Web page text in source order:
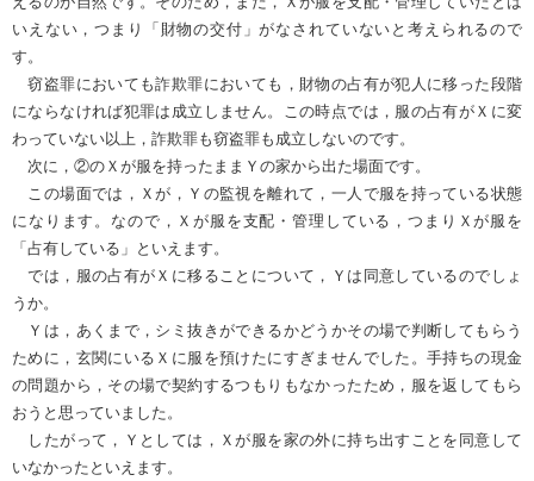
いえない，つまり「財物の交付」がなされていないと考えられるので
す。
窃盗罪においても詐欺罪においても，財物の占有が犯人に移った段階
にならなければ犯罪は成立しません。この時点では，服の占有がＸに変
わっていない以上，詐欺罪も窃盗罪も成立しないのです。
次に，②のＸが服を持ったままＹの家から出た場面です。
この場面では，Ｘが，Ｙの監視を離れて，一人で服を持っている状態
になります。なので，Ｘが服を支配・管理している，つまりＸが服を
「占有している」といえます。
では，服の占有がＸに移ることについて，Ｙは同意しているのでしょ
うか。
Ｙは，あくまで，シミ抜きができるかどうかその場で判断してもらう
ために，玄関にいるＸに服を預けたにすぎませんでした。手持ちの現金
の問題から，その場で契約するつもりもなかったため，服を返してもら
おうと思っていました。
したがって，Ｙとしては，Ｘが服を家の外に持ち出すことを同意して
いなかったといえます。